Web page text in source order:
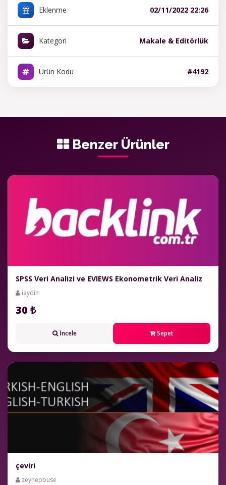
Eklenme 02/11/2022 22:26
Kategori Makale & Editörlük
Ürün Kodu #4192
Benzer Ürünler
SPSS Veri Analizi ve EVIEWS Ekonometrik Veri Analiz
iaydin
30 ₺
İncele Sepet
çeviri
zeynepbuse